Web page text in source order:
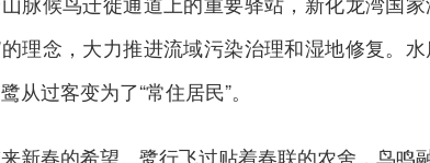
理念，大力推进流域污染治理和湿地修复。
过客变为了“常住居民”。
新春的希望。鹭行飞过贴着春联的农舍，鸟鸣